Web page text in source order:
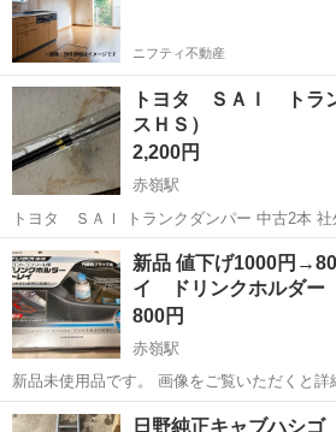
ニフティ不動産
トヨタ ＳＡＩ トラ
スＨＳ）
2,200円
赤嶺駅
トヨタ ＳＡＩ トランクダンパー 中古2本 社外新品2本 トランク開け
る時重く感じたので 純正トランクダンパー
ても大きく改善しませんでした。 重さはそ
ですから、ダンパー...
沖縄 糸満市 赤嶺駅 パーツ
新品 値下げ1000円
イ ドリンクホルダー
800円
赤嶺駅
新品未使用品です。 画像をご覧いただくと詳細
ークレーム、ノーリターンでお願いします。
沖縄 豊見城市 赤嶺駅 内装、イン
日野純正キャブハシゴ